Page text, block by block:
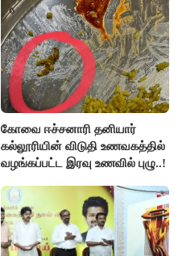
கோவை ஈச்சனாரி தனியார்
கல்லூரியின் விடுதி உணவகத்தில்
வழங்கப்பட்ட இரவு உணவில் புழு..!